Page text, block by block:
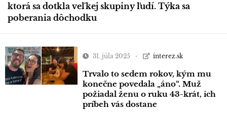
ktorá sa dotkla veľkej skupiny ľudí. Týka sa
poberania dôchodku
31. júla 2025 interez.sk
Trvalo to sedem rokov, kým mu
konečne povedala „áno“. Muž
požiadal ženu o ruku 43-krát, ich
príbeh vás dostane